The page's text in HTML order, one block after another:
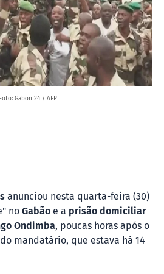
Foto: Gabon 24 / AFP
anunciou nesta quarta-feira (30)
no Gabão e a prisão domiciliar
Ondimba, poucas horas após o
mandatário, que estava há 14